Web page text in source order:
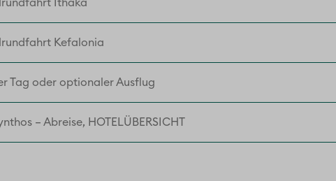
Ithaka
Kefalonia
Tag oder optionaler Ausflug
– Abreise, HOTELÜBERSICHT